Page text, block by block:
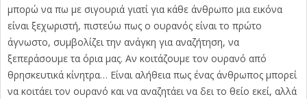
μπορώ να πω με σιγουριά γιατί για κάθε άνθρωπο μια εικόνα
είναι ξεχωριστή, πιστεύω πως ο ουρανός είναι το πρώτο
άγνωστο, συμβολίζει την ανάγκη για αναζήτηση, να
ξεπεράσουμε τα όρια μας. Αν κοιτάζουμε τον ουρανό από
θρησκευτικά κίνητρα… Είναι αλήθεια πως ένας άνθρωπος μπορεί
να κοιτάει τον ουρανό και να αναζητάει να δει το θείο εκεί, αλλά